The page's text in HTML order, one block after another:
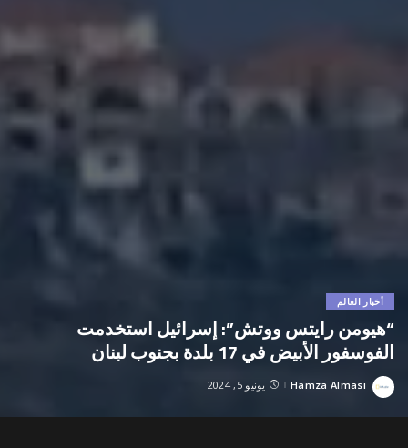
أخبار العالم
“هيومن رايتس ووتش”: إسرائيل استخدمت
الفوسفور الأبيض في 17 بلدة بجنوب لبنان
Posted
Hamza Almasi يونيو 5, 2024